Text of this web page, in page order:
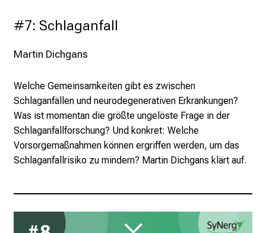
#7: Schlaganfall
Martin Dichgans
Welche Gemeinsamkeiten gibt es zwischen
Schlaganfällen und neurodegenerativen Erkrankungen?
Was ist momentan die größte ungelöste Frage in der
Schlaganfallforschung? Und konkret: Welche
Vorsorgemaßnahmen können ergriffen werden, um das
Schlaganfallrisiko zu mindern? Martin Dichgans klärt auf.